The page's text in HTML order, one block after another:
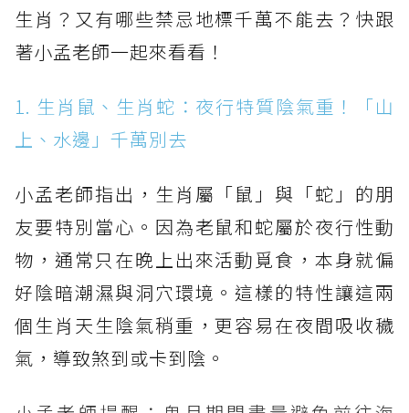
生肖？又有哪些禁忌地標千萬不能去？快跟
著小孟老師一起來看看！
1. 生肖鼠、生肖蛇：夜行特質陰氣重！「山
上、水邊」千萬別去
小孟老師指出，生肖屬「鼠」與「蛇」的朋
友要特別當心。因為老鼠和蛇屬於夜行性動
物，通常只在晚上出來活動覓食，本身就偏
好陰暗潮濕與洞穴環境。這樣的特性讓這兩
個生肖天生陰氣稍重，更容易在夜間吸收穢
氣，導致煞到或卡到陰。